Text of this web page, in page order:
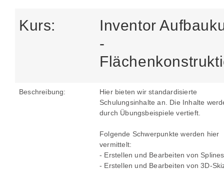
Kurs:
Inventor
-
Beschreibung:
Hier bieten wir standardisierte
Schulungsinhalte an. Die Inhalte
durch Übungsbeispiele vertieft.
Folgende Schwerpunkte werden hier
vermittelt:
- Erstellen und Bearbeiten von Splines
- Erstellen und Bearbeiten von 3D-